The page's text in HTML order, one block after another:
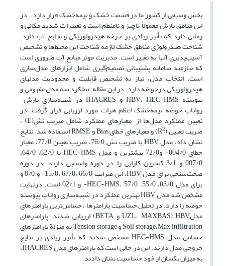
بخش وسیعی از کشور ما در قسمت خشک و نیمه‌خشک قرار دارد.. در
این مناطق بارش معمولأ ناچیز و نامنظم است و تغییرات شدید مکانی و
زمانی دارد که تأثیر زیادی بر چرخه هیدرولوژیکی و منابع آب دارد.
شناخت هیدرولوژی مناطق خشک لازمه شناخت این محیط‌‌ها و تشخیص
آسیب‌پذیری آنها به تغییر است. مدیریت موثر منابع آب ضروری است
که نیازمند سامانه پشتیبانی تصمیم‌‌گیری شامل ابزارهای مدل‌سازی
است. انتخاب مدل، نیاز به تشخیص قابلیت و محدودیت مدل­های
هیدرولوژیکی درحوضه دارد. در این مقاله عملکرد سه مدل مفهومی و
پیوسته HBV، HEC-HMS و IHACRES در شبیه‌سازی بارش-
رواناب حوضه نیمه‌خشک اعظم هرات مورد ارزیابی قرار گرفت. در
تعیین عملکرد مدل‌‌ها از ­ معیارهای عملکرد شامل ضریب نش(E) ،
ضریب تعیین (R2 ) و معیارهای خطای Bias و RMSE استفاده شد. نتایج
نشان داد، مدل HBV با ضریب نش 76/0، ضریب تعیین 77/0، معیار
خطای 004/0- و72/0 بیشترین و مدل HEC-HMS با 62/0، 64/0،
007/0 و 3/1 کمترین کارایی را در دوره واسنجی دارند. در دوره
صحت‌سنجی برای مدل HBV، این ضرایب 66/0 ،67/0 ،15/0- و 8/0 و
برای مدل HEC-HMS، 57/0 ،55/0 ،03/0- و 02/1 است. درنهایت
مشخص شد مدل HBV بهترین عملکرد در شبیه‌سازی رواناب پیوسته
حوضه را دارد. در تحلیل حساسیت پارامترها ، حساس‌‌ترین پارامترهای
مدلHBV (UZL، MAXBAS و BETA) ارزیابی شدند. پارامترهای
Soil storage،Max infiltration و Tension storage به منزلة پارامترهای
حساس مدل HEC-HMS مشخص شدند که تأثیر زیادی بر نتایج
خروجی مدل دارند. این در حالی است که پارامترهای مدل IHACRES،
به میزان یکسان از خود حساسیت نشان دادند.